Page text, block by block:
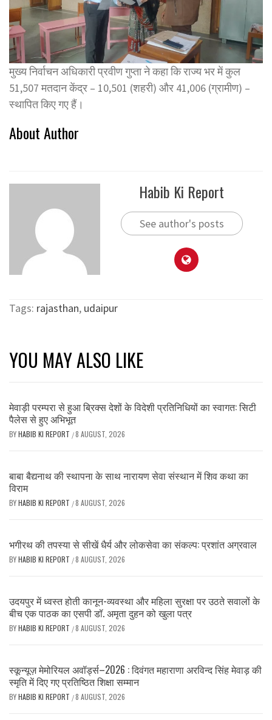
मुख्य निर्वाचन अधिकारी प्रवीण गुप्ता ने कहा कि राज्य भर में कुल
51,507 मतदान केंद्र – 10,501 (शहरी) और 41,006 (ग्रामीण) –
स्थापित किए गए हैं।
About Author
Habib Ki Report
See author's posts
Tags: rajasthan, udaipur
YOU MAY ALSO LIKE
मेवाड़ी परम्परा से हुआ ब्रिक्स देशों के विदेशी प्रतिनिधियों का स्वागत: सिटी
पैलेस से हुए अभिभूत
BYHABIB KI REPORT /8 AUGUST, 2026
बाबा बैद्यनाथ की स्थापना के साथ नारायण सेवा संस्थान में शिव कथा का
विराम
BYHABIB KI REPORT /8 AUGUST, 2026
भगीरथ की तपस्या से सीखें धैर्य और लोकसेवा का संकल्प: प्रशांत अग्रवाल
BYHABIB KI REPORT /8 AUGUST, 2026
उदयपुर में ध्वस्त होती कानून-व्यवस्था और महिला सुरक्षा पर उठते सवालों के
बीच एक पाठक का एसपी डॉ. अमृता दुहन को खुला पत्र
BYHABIB KI REPORT /8 AUGUST, 2026
स्कून्यूज़ मेमोरियल अवॉर्ड्स–2026 : दिवंगत महाराणा अरविन्द सिंह मेवाड़ की
स्मृति में दिए गए प्रतिष्ठित शिक्षा सम्मान
BYHABIB KI REPORT /8 AUGUST, 2026